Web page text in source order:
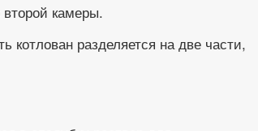
камеры.
разделяется на две части,